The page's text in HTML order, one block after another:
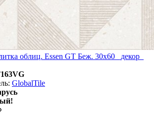
облиц. Essen GT Беж. 30x60 _декор_
GlobalTile